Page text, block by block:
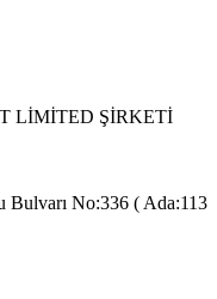
LİMİTED ŞİRKETİ
Bulvarı No:336 ( Ada:113